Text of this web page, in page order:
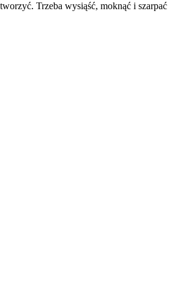
Trzeba wysiąść, moknąć i szarpać